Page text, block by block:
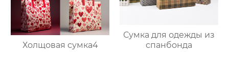
Холщовая сумка4
Сумка для одежды из
спанбонда